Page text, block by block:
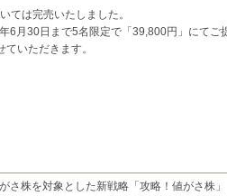
ては完売いたしました。
6月30日まで5名限定で「39,800円」にてご
いただきます。
株を対象とした新戦略「攻略！値がさ株」